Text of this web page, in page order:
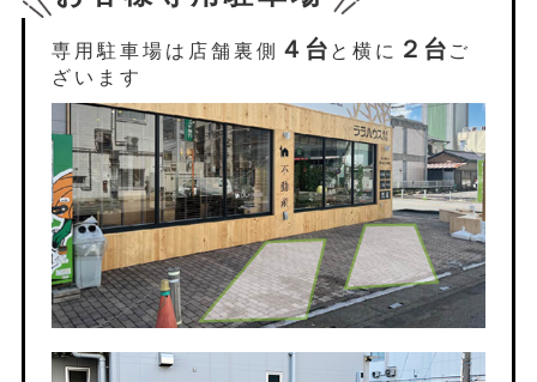
専用駐車場は店舗裏側 ４台 と横に ２台 ご
ざいます